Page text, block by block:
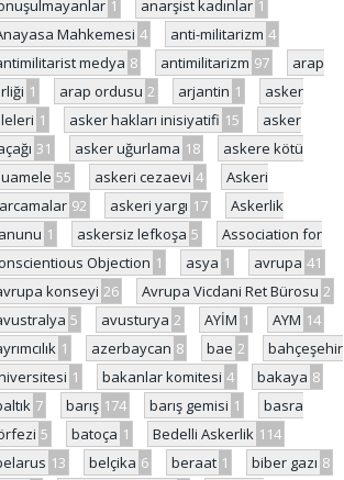
1 anarşist kadınlar 1
Mahkemesi 4 anti-militarizm 4
medya 8 antimilitarizm 97
arap
1 arap ordusu 2 arjantin 1
asker
1 asker hakları inisiyatifi 15
asker
31 asker uğurlama 18
askere kötü
55 askeri cezaevi 4
Askeri
92 askeri yargı 17
Askerlik
1 askersiz lefkoşa 5
Association for
Objection 1 asya 1 avrupa 41
konseyi 26 Avrupa Vicdani Ret Bürosu 2
5 avusturya 2 AYİM 1 AYM 14
1 azerbaycan 8 bae 2
bahçeşehir
1 bakanlar komitesi 4 bakaya 8
7 barış 174 barış gemisi 1
basra
5 batoça 1 Bedelli Askerlik 114
13 belçika 6 beraat 1 biber gazı 8